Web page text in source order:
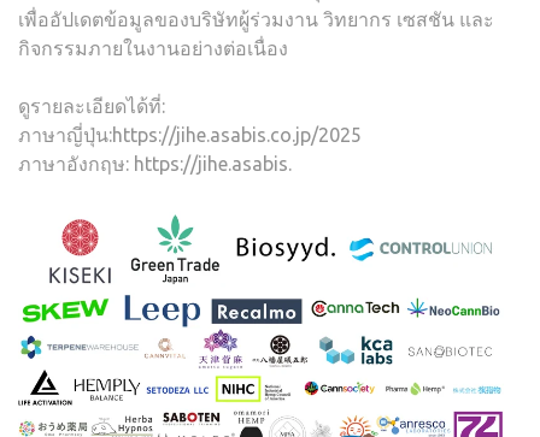
เพื่ออัปเดตข้อมูลของบริษัทผู้ร่วมงาน วิทยากร เซสชัน และ
กิจกรรมภายในงานอย่างต่อเนื่อง
ดูรายละเอียดได้ที่:
ภาษาญี่ปุ่น:https://jihe.asabis.co.jp/2025
ภาษาอังกฤษ: https://jihe.asabis.